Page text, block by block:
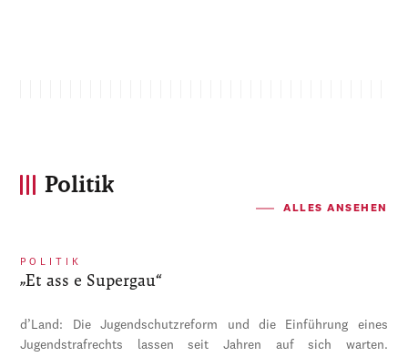
Politik
ALLES ANSEHEN
POLITIK
„Et ass e Supergau“
d’Land: Die Jugendschutzreform und die Einführung eines
Jugendstrafrechts lassen seit Jahren auf sich warten.